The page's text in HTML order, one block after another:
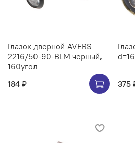
Глазок дверной AVERS
2216/50-90-BLM черный,
160угол
184 ₽
375